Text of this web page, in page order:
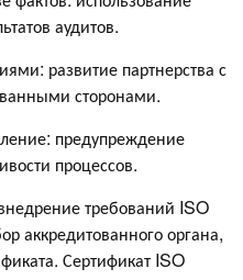
аудитов.
развитие партнерства с
сторонами.
предупреждение
процессов.
требований ISO
аккредитованного органа,
Сертификат ISO